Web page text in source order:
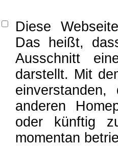
Diese
Das heißt,
Ausschnitt
darstellt. Mit
anderen
oder künftig
momentan